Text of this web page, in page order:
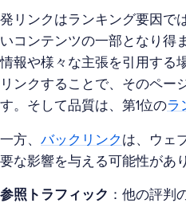
発リンクはランキング要因で
いコンテンツの一部となり得
情報や様々な主張を引用する
リンクすることで、そのペー
す。そして品質は、第1位のラ
一方、 バックリンク は、ウェ
要な影響を与える可能性があ
参照トラフィック ：他の評判